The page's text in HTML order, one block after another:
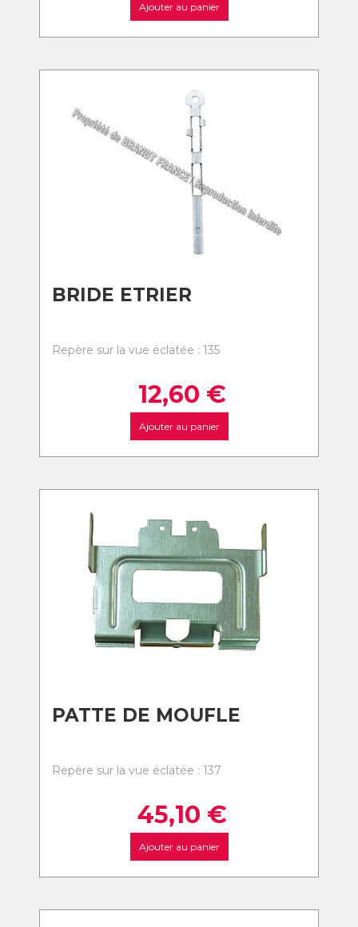
Ajouter au panier
BRIDE ETRIER
Repère sur la vue éclatée : 135
12,60 €
Ajouter au panier
PATTE DE MOUFLE
Repère sur la vue éclatée : 137
45,10 €
Ajouter au panier